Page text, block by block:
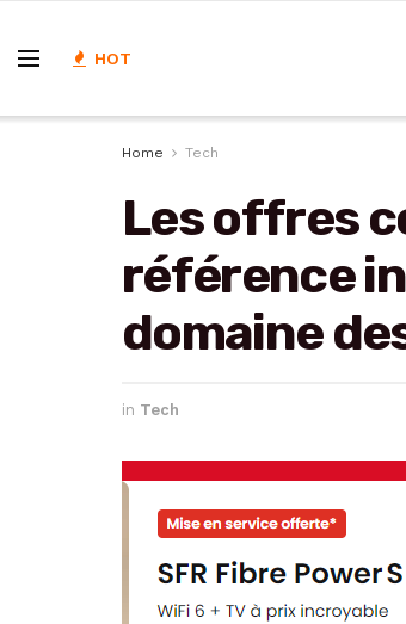
HOT
Home Tech
Les offres
référence
domaine
in Tech